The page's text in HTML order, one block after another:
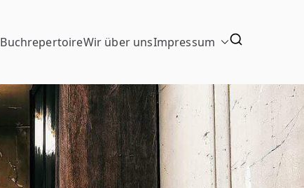
BuchrepertoireWir über unsImpressum